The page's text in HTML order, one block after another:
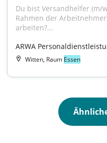
Du bist Versandhelfer (m/
Rahmen der
arbeiten?...
ARWA
Witten, Raum Essen